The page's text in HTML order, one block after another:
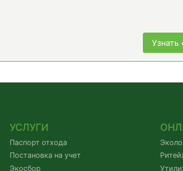
Узнать
УСЛУГИ
Паспорт отхода
Постановка на учет
Экосбор